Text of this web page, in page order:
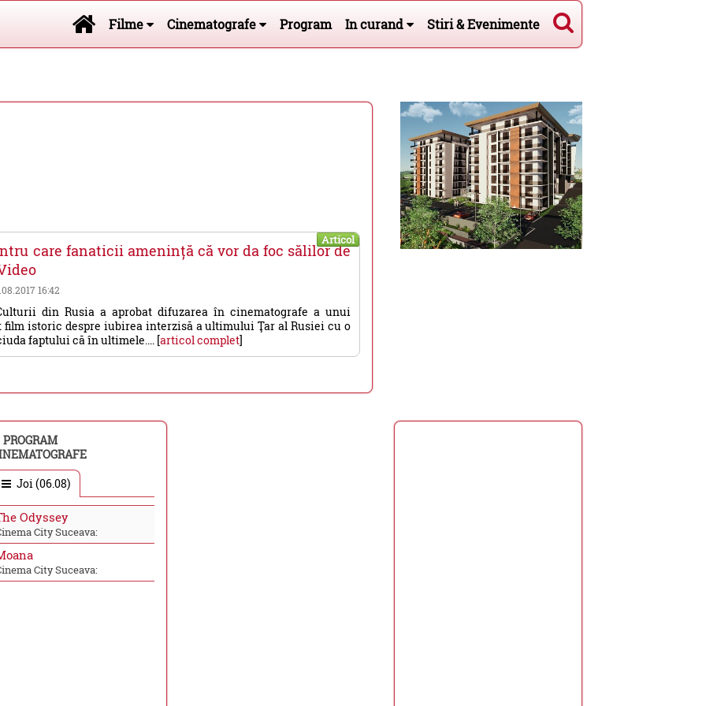
Filme Cinematografe Program In curand Stiri & Evenimente
Articol
care fanaticii amenință că vor da foc sălilor de
16:42
din Rusia a aprobat difuzarea în cinematografe a unui
film istoric despre iubirea interzisă a ultimului Ţar al Rusiei cu o
faptului că în ultimele.... [articol complet]
PROGRAM
Joi (06.08)
Odyssey
City Suceava:
City Suceava: